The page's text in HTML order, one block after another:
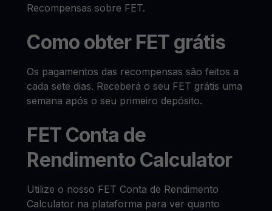
Recompensas sobre FET.
Como obter FET grátis
Os pagamentos das recompensas são feitos a
cada sete dias. Receberá o seu FET grátis uma
semana após o seu primeiro depósito.
FET Conta de
Rendimento Calculator
Utilize o nosso FET Conta de Rendimento
Calculator na plataforma para ver quanto